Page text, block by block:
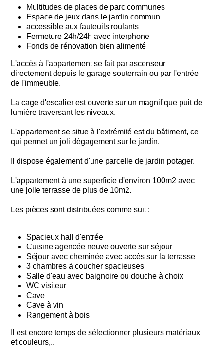
Multitudes de places de parc communes
Espace de jeux dans le jardin commun
accessible aux fauteuils roulants
Fermeture 24h/24h avec interphone
Fonds de rénovation bien alimenté
L'accès à l'appartement se fait par ascenseur
directement depuis le garage souterrain ou par l'entrée
de l'immeuble.
La cage d'escalier est ouverte sur un magnifique puit de
lumière traversant les niveaux.
L'appartement se situe à l'extrémité est du bâtiment, ce
qui permet un joli dégagement sur le jardin.
Il dispose également d'une parcelle de jardin potager.
L'appartement à une superficie d'environ 100m2 avec
une jolie terrasse de plus de 10m2.
Les pièces sont distribuées comme suit :
Spacieux hall d'entrée
Cuisine agencée neuve ouverte sur séjour
Séjour avec cheminée avec accès sur la terrasse
3 chambres à coucher spacieuses
Salle d'eau avec baignoire ou douche à choix
WC visiteur
Cave
Cave à vin
Rangement à bois
Il est encore temps de sélectionner plusieurs matériaux
et couleurs,..